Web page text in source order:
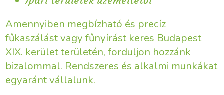
Amennyiben megbízható és precíz
fűkaszálást vagy fűnyírást keres Budapest
XIX. kerület területén, forduljon hozzánk
bizalommal. Rendszeres és alkalmi munkákat
egyaránt vállalunk.